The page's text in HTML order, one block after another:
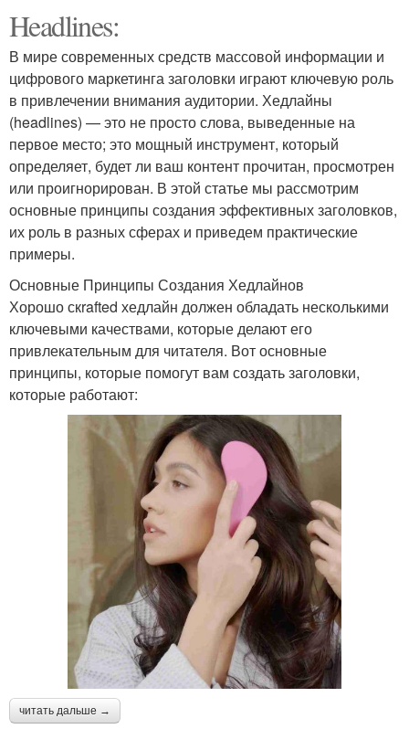
Headlines:
В мире современных средств массовой информации и
цифрового маркетинга заголовки играют ключевую роль
в привлечении внимания аудитории. Хедлайны
(headlines) — это не просто слова, выведенные на
первое место; это мощный инструмент, который
определяет, будет ли ваш контент прочитан, просмотрен
или проигнорирован. В этой статье мы рассмотрим
основные принципы создания эффективных заголовков,
их роль в разных сферах и приведем практические
примеры.
Основные Принципы Создания Хедлайнов
Хорошо скrafted хедлайн должен обладать несколькими
ключевыми качествами, которые делают его
привлекательным для читателя. Вот основные
принципы, которые помогут вам создать заголовки,
которые работают:
читать дальше →